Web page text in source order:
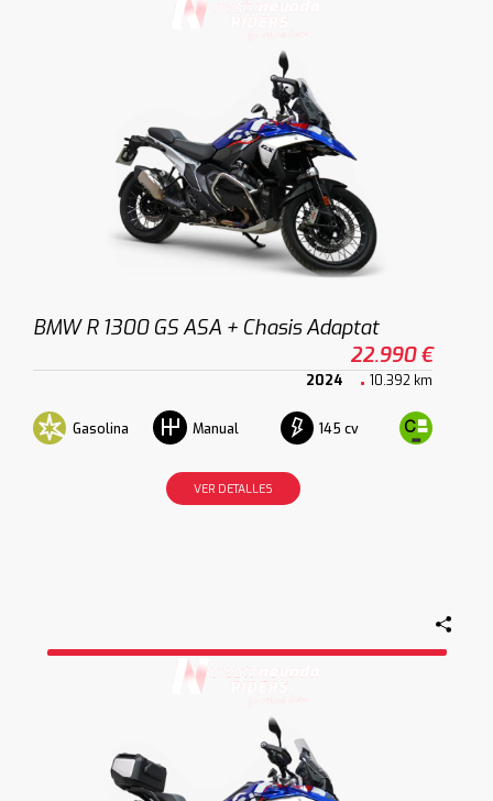
BMW R 1300 GS ASA + Chasis Adaptat
22.990 €
2024 10.392 km
Gasolina Manual 145 cv
VER DETALLES